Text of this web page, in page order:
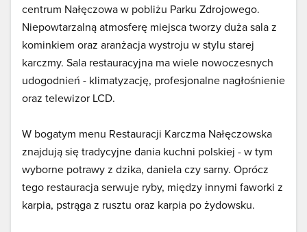
centrum Nałęczowa w pobliżu Parku Zdrojowego.
Niepowtarzalną atmosferę miejsca tworzy duża sala z
kominkiem oraz aranżacja wystroju w stylu starej
karczmy. Sala restauracyjna ma wiele nowoczesnych
udogodnień - klimatyzację, profesjonalne nagłośnienie
oraz telewizor LCD.
W bogatym menu Restauracji Karczma Nałęczowska
znajdują się tradycyjne dania kuchni polskiej - w tym
wyborne potrawy z dzika, daniela czy sarny. Oprócz
tego restauracja serwuje ryby, między innymi faworki z
karpia, pstrąga z rusztu oraz karpia po żydowsku.